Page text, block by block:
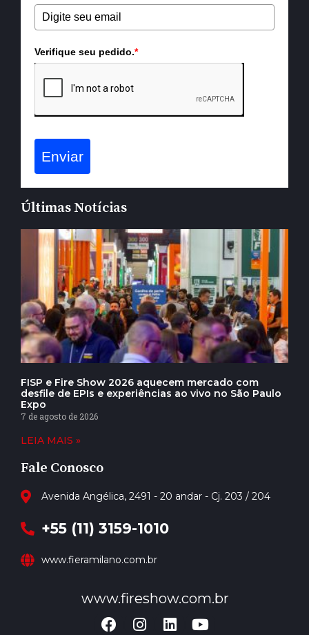
Verifique seu pedido.*
Enviar
Últimas Notícias
FISP e Fire Show 2026 aquecem mercado com
desfile de EPIs e experiências ao vivo no São Paulo
Expo
7 de agosto de 2026
LEIA MAIS »
Fale Conosco
Avenida Angélica, 2491 - 20 andar - Cj. 203 / 204
+55 (11) 3159-1010
www.fieramilano.com.br
www.fireshow.com.br